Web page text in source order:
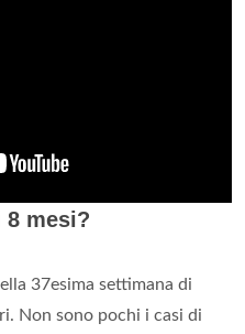
8 mesi?
37esima settimana di
Non sono pochi i casi di